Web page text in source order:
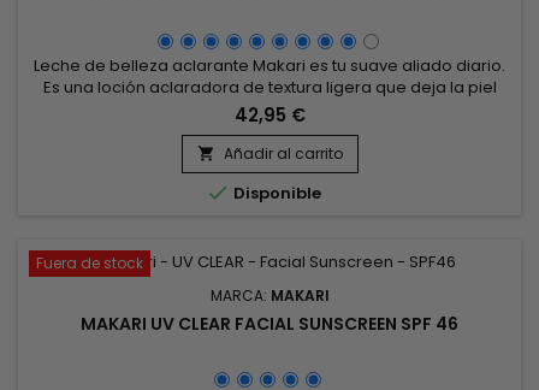
Leche de belleza aclarante Makari es tu suave aliado diario.
Es una loción aclaradora de textura ligera que deja la piel
con un aspecto suave y reduce rápidamente la formación
excesiva de pigmento. ¡Con el uso regular de MAKARI
Lightening Beauty Milk, tu piel estará visiblemente más suave
y sobre todo más luminosa ! Elaborada a base de
ingredientes...
42,95 €
 Añadir al carrito
 Disponible
Fuera de stock
MARCA: MAKARI
MAKARI UV CLEAR FACIAL SUNSCREEN SPF 46